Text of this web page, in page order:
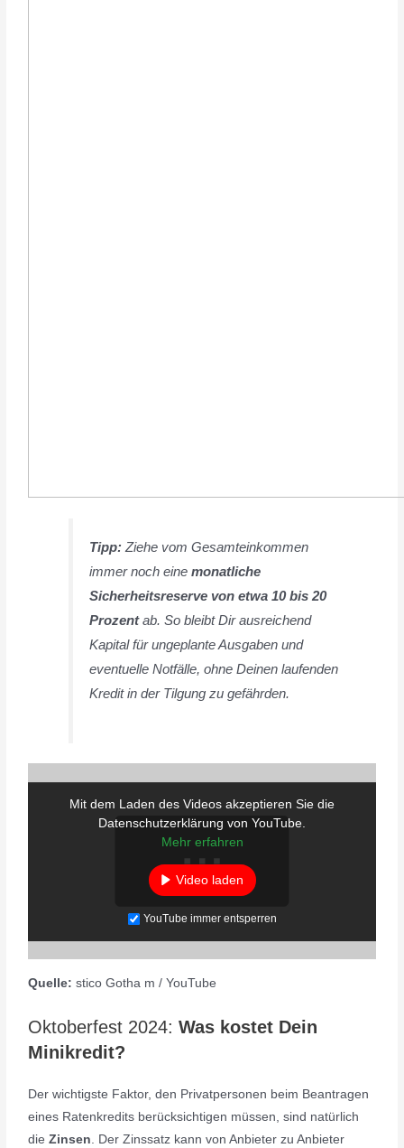
Tipp: Ziehe vom Gesamteinkommen
immer noch einemonatliche
Sicherheitsreserve von etwa 10 bis 20
Prozentab. So bleibt Dir ausreichend
Kapital für ungeplante Ausgaben und
eventuelle Notfälle, ohne Deinen laufenden
Kredit in der Tilgung zu gefährden.
Mit dem Laden des Videos akzeptieren Sie die
Datenschutzerklärung von YouTube.
Mehr erfahren
Video laden
YouTube immer entsperren
Quelle: stico Gotha m / YouTube
Oktoberfest 2024:Was kostet Dein
Minikredit?
Der wichtigste Faktor, den Privatpersonen beim Beantragen
eines Ratenkredits berücksichtigen müssen, sind natürlich
die Zinsen. Der Zinssatz kann von Anbieter zu Anbieter